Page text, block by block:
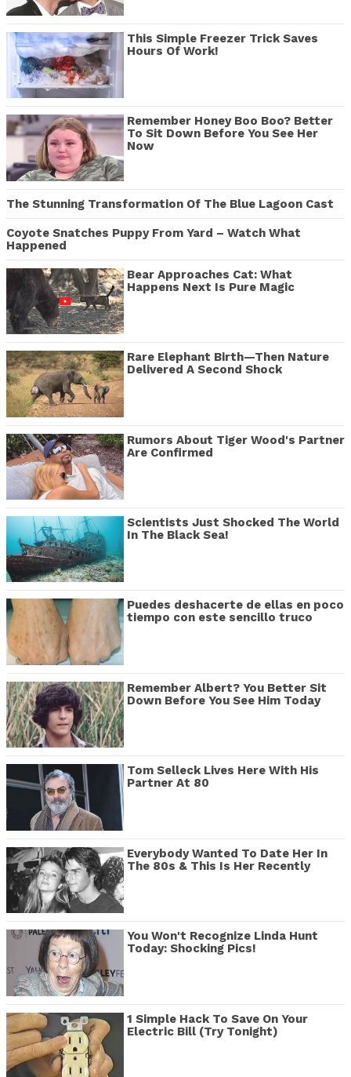
This Simple Freezer Trick Saves
Hours Of Work!
Remember Honey Boo Boo? Better
To Sit Down Before You See Her
Now
The Stunning Transformation Of The Blue Lagoon Cast
Coyote Snatches Puppy From Yard – Watch What
Happened
Bear Approaches Cat: What
Happens Next Is Pure Magic
Rare Elephant Birth—Then Nature
Delivered A Second Shock
Rumors About Tiger Wood's Partner
Are Confirmed
Scientists Just Shocked The World
In The Black Sea!
Puedes deshacerte de ellas en poco
tiempo con este sencillo truco
Remember Albert? You Better Sit
Down Before You See Him Today
Tom Selleck Lives Here With His
Partner At 80
Everybody Wanted To Date Her In
The 80s & This Is Her Recently
You Won't Recognize Linda Hunt
Today: Shocking Pics!
1 Simple Hack To Save On Your
Electric Bill (Try Tonight)